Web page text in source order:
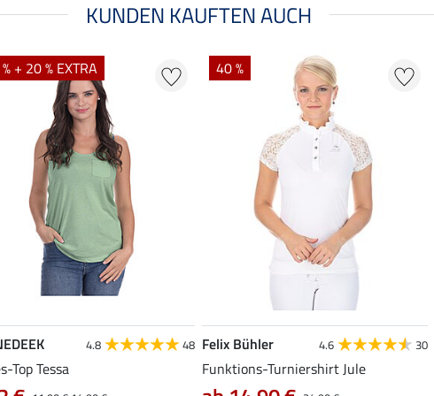
KUNDEN KAUFTEN AUCH
+ 20 % EXTRA
4.8 48
Top Tessa
40 %
Felix Bühler 4.6 30
Funktions-Turniershirt Jule